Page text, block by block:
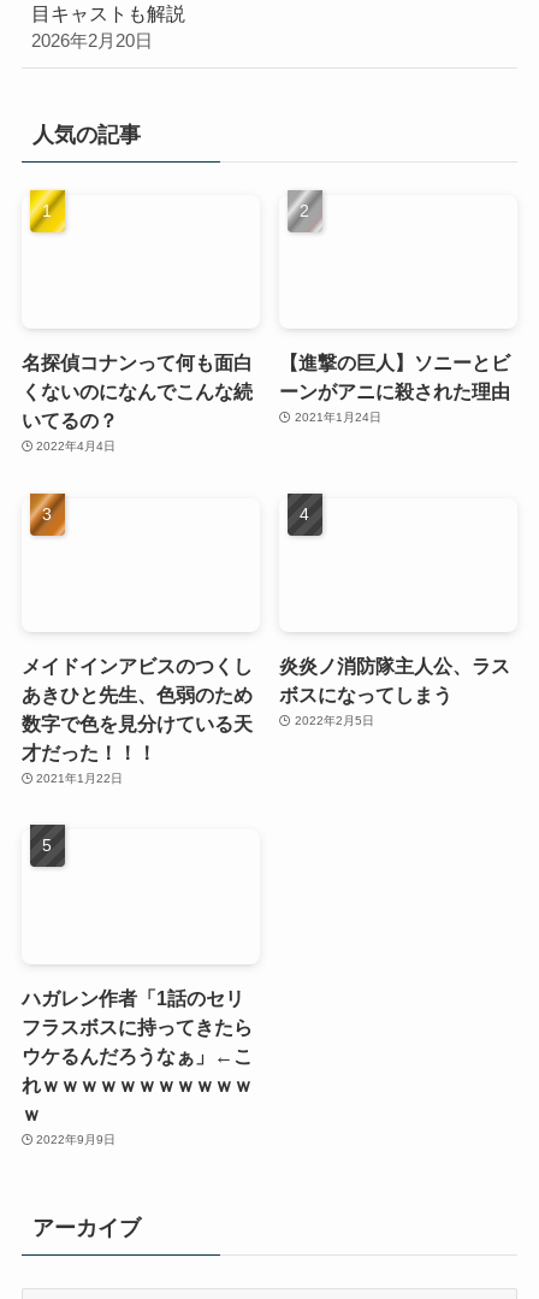
目キャストも解説
2026年2月20日
人気の記事
名探偵コナンって何も面白
くないのになんでこんな続
いてるの？
2022年4月4日
【進撃の巨人】ソニーとビ
ーンがアニに殺された理由
2021年1月24日
メイドインアビスのつくし
あきひと先生、色弱のため
数字で色を見分けている天
才だった！！！
2021年1月22日
炎炎ノ消防隊主人公、ラス
ボスになってしまう
2022年2月5日
ハガレン作者「1話のセリ
フラスボスに持ってきたら
ウケるんだろうなぁ」←こ
れｗｗｗｗｗｗｗｗｗｗｗ
ｗ
2022年9月9日
アーカイブ